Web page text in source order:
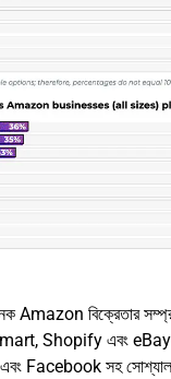
Amazon বিক্রেতার
Shopify এবং
Facebook সহ সোশ্যাল